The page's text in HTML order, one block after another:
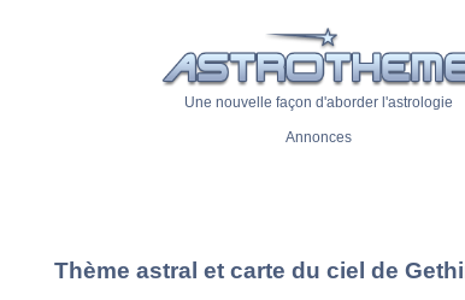
Une nouvelle façon d'aborder l'astrologie
Annonces
Thème astral et carte du ciel de